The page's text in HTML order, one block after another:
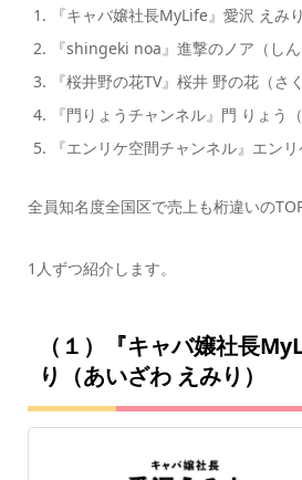
『キャバ嬢社長MyLife』愛沢 えみ
『shingeki noa』進撃のノア（しん
『桜井野の花TV』桜井 野の花（さ
『門りょうチャンネル』門 りょう
『エンリケ空間チャンネル』エンリ
全員知名度全国区で売上も桁違いの
1人ずつ紹介します。
（１）『キャバ嬢社長
り（あいざわ えみり）